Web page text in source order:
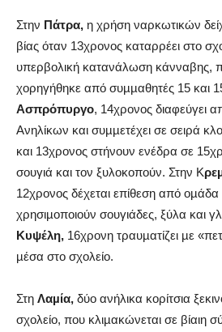
Στην Πάτρα, η χρήση ναρκωτικών
βίας όταν 13χρονος καταρρέει στο
υπερβολική κατανάλωση κάνναβης,
χορηγήθηκε από συµµαθητές 15 και
Ασπρόπυργο, 14χρονος διαφεύγει
Ανηλίκων και συµµετέχει σε σειρά
και 13χρονος στήνουν ενέδρα σε
σουγιά και τον ξυλοκοπούν. Στην Κ
12χρονος δέχεται επίθεση από
χρησιµοποιούν σουγιάδες, ξύλα και
Κυψέλη, 16χρονη τραυµατίζει µε
µέσα στο σχολείο.
Στη Λαµία, δύο ανήλικα κορίτσια
σχολείο, που κλιµακώνεται σε βίαιη